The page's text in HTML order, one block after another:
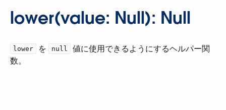
lower(value: Null): Null
lower ​ を ​ null
​ 値に使用できるようにするヘルパー関
数。